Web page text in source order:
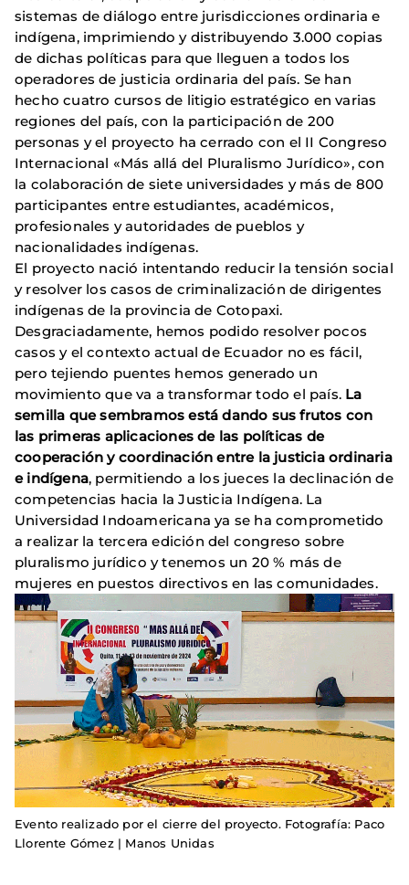
sistemas de diálogo entre jurisdicciones ordinaria e
indígena, imprimiendo y distribuyendo 3.000 copias
de dichas políticas para que lleguen a todos los
operadores de justicia ordinaria del país. Se han
hecho cuatro cursos de litigio estratégico en varias
regiones del país, con la participación de 200
personas y el proyecto ha cerrado con el II Congreso
Internacional «Más allá del Pluralismo Jurídico», con
la colaboración de siete universidades y más de 800
participantes entre estudiantes, académicos,
profesionales y autoridades de pueblos y
nacionalidades indígenas.
El proyecto nació intentando reducir la tensión social
y resolver los casos de criminalización de dirigentes
indígenas de la provincia de Cotopaxi.
Desgraciadamente, hemos podido resolver pocos
casos y el contexto actual de Ecuador no es fácil,
pero tejiendo puentes hemos generado un
movimiento que va a transformar todo el país. La
semilla que sembramos está dando sus frutos con
las primeras aplicaciones de las políticas de
cooperación y coordinación entre la justicia ordinaria
e indígena, permitiendo a los jueces la declinación de
competencias hacia la Justicia Indígena. La
Universidad Indoamericana ya se ha comprometido
a realizar la tercera edición del congreso sobre
pluralismo jurídico y tenemos un 20 % más de
mujeres en puestos directivos en las comunidades.
Evento realizado por el cierre del proyecto. Fotografía: Paco
Llorente Gómez | Manos Unidas